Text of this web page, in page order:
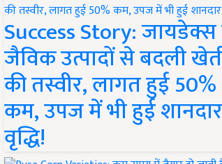
Success Story:
जैविक उत्पादों से बदली
की तस्वीर, लागत हुई 50%
कम, उपज में भी हुई शानदार
वृद्धि!